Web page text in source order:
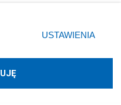
W3media.pl
ustawień prywatności
strony
wymagają zgody
się takiemu
USTAWIENIA